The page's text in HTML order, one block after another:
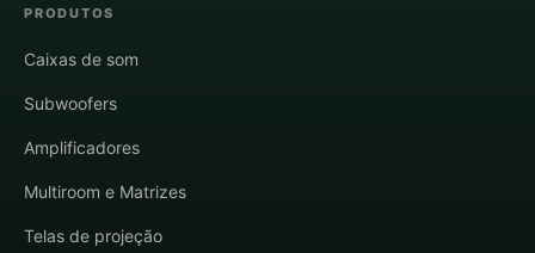
PRODUTOS
Caixas de som
Subwoofers
Amplificadores
Multiroom e Matrizes
Telas de projeção